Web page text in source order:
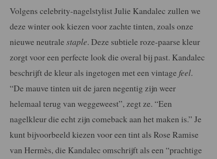
Volgens celebrity-nagelstylist Julie Kandalec zullen we
deze winter ook kiezen voor zachte tinten, zoals onze
nieuwe neutrale staple. Deze subtiele roze-paarse kleur
zorgt voor een perfecte look die overal bij past. Kandalec
beschrijft de kleur als ingetogen met een vintage feel.
“De mauve tinten uit de jaren negentig zijn weer
helemaal terug van weggeweest”, zegt ze. “Een
nagelkleur die echt zijn comeback aan het maken is.” Je
kunt bijvoorbeeld kiezen voor een tint als Rose Ramise
van Hermès, die Kandalec omschrijft als een “prachtige